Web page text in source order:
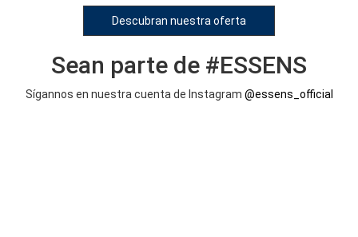
Descubran nuestra oferta
Sean parte de #ESSENS
Sígannos en nuestra cuenta de Instagram @essens_official